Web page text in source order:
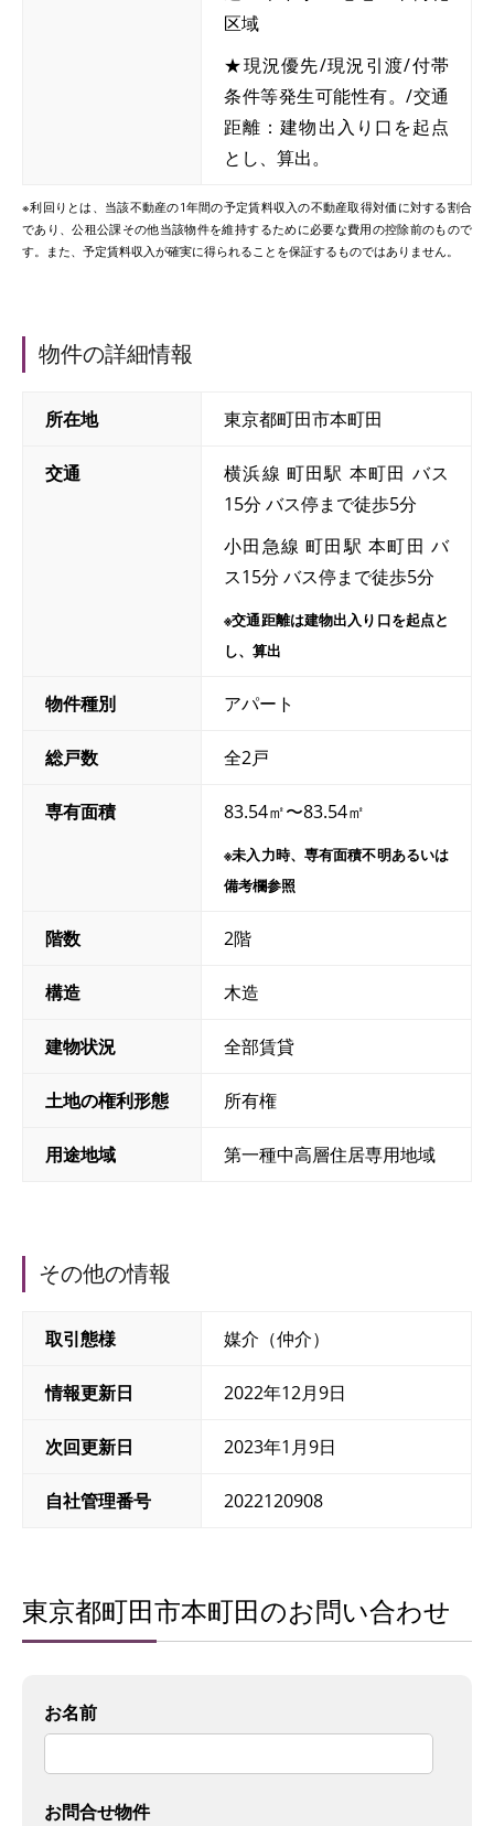
区域
★現況優先/現況引渡/付帯
条件等発生可能性有。/交通
距離：建物出入り口を起点
とし、算出。
※利回りとは、当該不動産の1年間の予定賃料収入の不動産取得対価に対する割合
であり、公租公課その他当該物件を維持するために必要な費用の控除前のもので
す。また、予定賃料収入が確実に得られることを保証するものではありません。
物件の詳細情報
所在地 東京都町田市本町田
交通
横浜線 町田駅 本町田 バス
15分 バス停まで徒歩5分
小田急線 町田駅 本町田 バ
ス15分 バス停まで徒歩5分
※交通距離は建物出入り口を起点と
し、算出
物件種別 アパート
総戸数 全2戸
専有面積 83.54㎡〜83.54㎡
※未入力時、専有面積不明あるいは
備考欄参照
階数 2階
構造 木造
建物状況 全部賃貸
土地の権利形態 所有権
用途地域 第一種中高層住居専用地域
その他の情報
取引態様 媒介（仲介）
情報更新日 2022年12月9日
次回更新日 2023年1月9日
自社管理番号 2022120908
東京都町田市本町田のお問い合わせ
お名前
お問合せ物件